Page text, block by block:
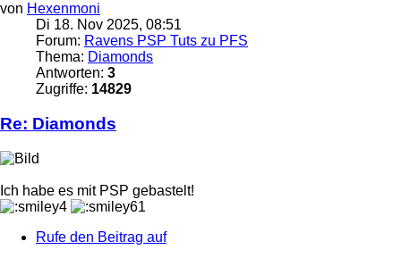
von Hexenmoni
Di 18. Nov 2025, 08:51
Forum: Ravens PSP Tuts zu PFS
Thema: Diamonds
Antworten: 3
Zugriffe: 14829
Re: Diamonds
Ich habe es mit PSP gebastelt!
Rufe den Beitrag auf